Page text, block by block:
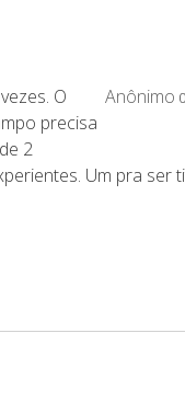
Anônimo
O
precisa
2
Um pra ser